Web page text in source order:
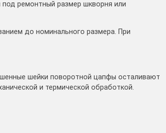
ремонтный размер шкворня или
до номинального размера. При
шейки поворотной цапфы осталивают
и термической обработкой.